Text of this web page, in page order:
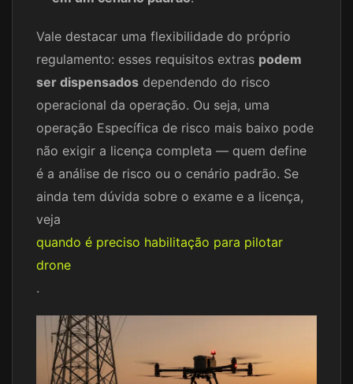
Vale destacar uma flexibilidade do próprio
regulamento: esses requisitos extras podem
ser dispensados dependendo do risco
operacional da operação. Ou seja, uma
operação Específica de risco mais baixo pode
não exigir a licença completa — quem define
é a análise de risco ou o cenário padrão. Se
ainda tem dúvida sobre o exame e a licença,
veja
quando é preciso habilitação para pilotar
drone
.